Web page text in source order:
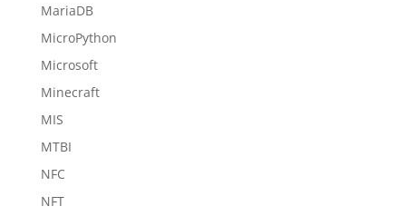
MariaDB
MicroPython
Microsoft
Minecraft
MIS
MTBI
NFC
NFT